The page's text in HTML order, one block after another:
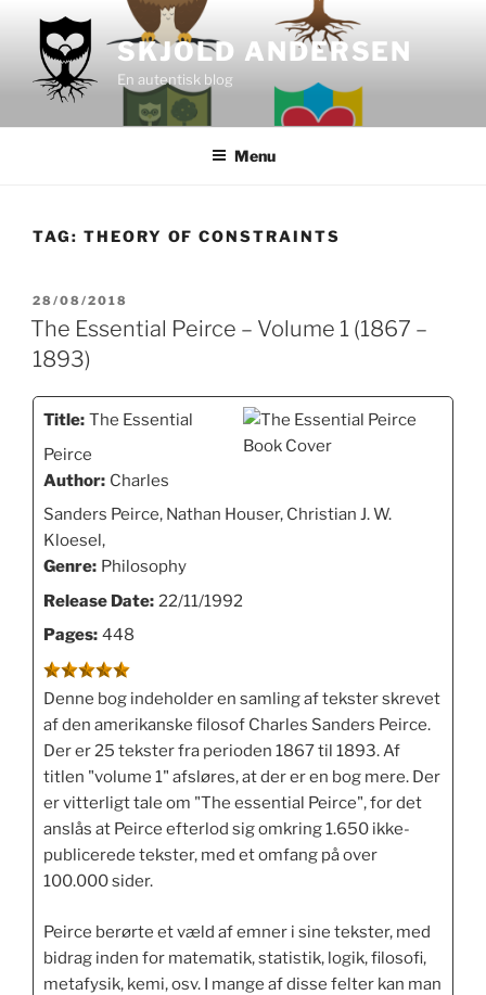
indhold
SKJOLD ANDERSEN
En autentisk blog
Menu
TAG: THEORY OF CONSTRAINTS
UDGIVET
DEN
28/08/2018
The Essential Peirce – Volume 1 (1867 –
1893)
Title: The Essential
Peirce
Author: Charles
Sanders Peirce, Nathan Houser, Christian J. W.
Kloesel,
Genre: Philosophy
Release Date: 22/11/1992
Pages: 448
Denne bog indeholder en samling af tekster skrevet
af den amerikanske filosof Charles Sanders Peirce.
Der er 25 tekster fra perioden 1867 til 1893. Af
titlen "volume 1" afsløres, at der er en bog mere. Der
er vitterligt tale om "The essential Peirce", for det
anslås at Peirce efterlod sig omkring 1.650 ikke-
publicerede tekster, med et omfang på over
100.000 sider.
Peirce berørte et væld af emner i sine tekster, med
bidrag inden for matematik, statistik, logik, filosofi,
metafysik, kemi, osv. I mange af disse felter kan man